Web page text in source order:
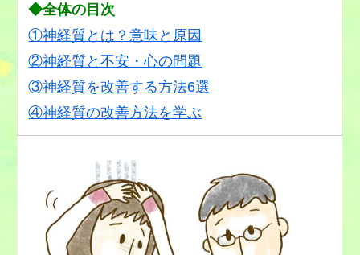
◆全体の目次
①神経質とは？意味と原因
②神経質と不安・心の問題
③神経質を改善する方法6選
④神経質の改善方法を学ぶ